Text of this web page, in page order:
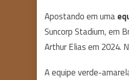
Apostando em uma
Suncorp Stadium, em
Arthur Elias em 2024.
A equipe verde-